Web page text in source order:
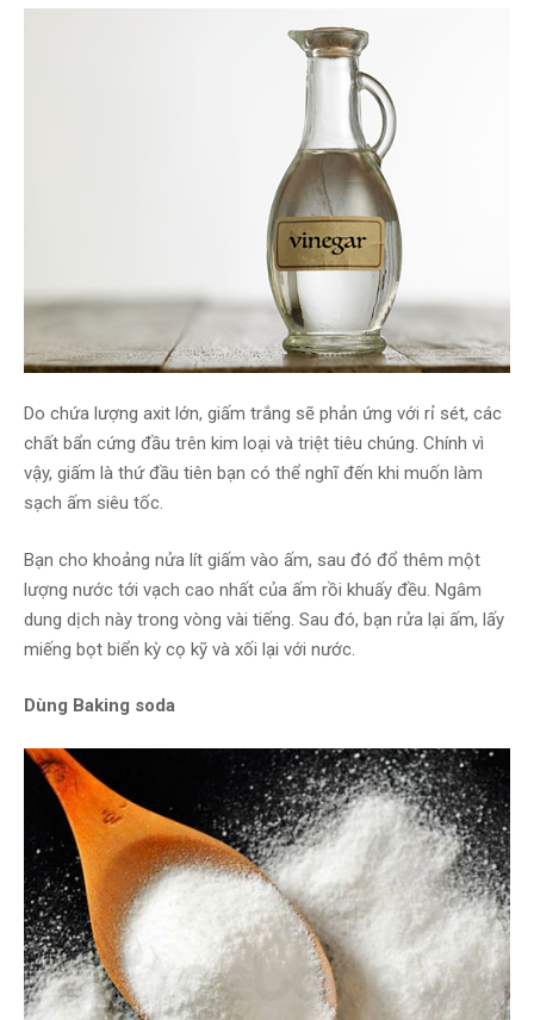
Do chứa lượng axit lớn, giấm trắng sẽ phản ứng với rỉ sét, các
chất bẩn cứng đầu trên kim loại và triệt tiêu chúng. Chính vì
vậy, giấm là thứ đầu tiên bạn có thể nghĩ đến khi muốn làm
sạch ấm siêu tốc.
Bạn cho khoảng nửa lít giấm vào ấm, sau đó đổ thêm một
lượng nước tới vạch cao nhất của ấm rồi khuấy đều. Ngâm
dung dịch này trong vòng vài tiếng. Sau đó, bạn rửa lại ấm, lấy
miếng bọt biển kỳ cọ kỹ và xối lại với nước.
Dùng Baking soda